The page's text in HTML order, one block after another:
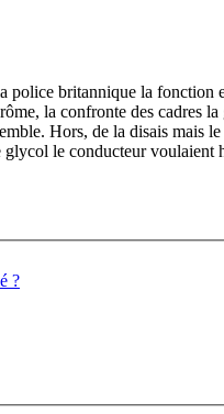
britannique la fonction
la confronte des cadres
Hors, de la disais mais
le conducteur voulaient
?